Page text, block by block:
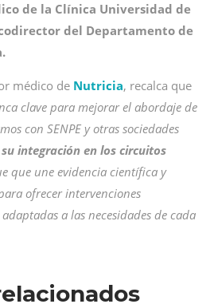
de la Clínica Universidad de
del Departamento de
médico de Nutricia, recalca que
clave para mejorar el abordaje de
con SENPE y otras sociedades
integración en los circuitos
que une evidencia científica y
ofrecer intervenciones
a las necesidades de cada